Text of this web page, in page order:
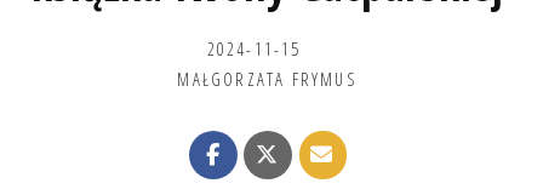
2024-11-15
MAŁGORZATA FRYMUS